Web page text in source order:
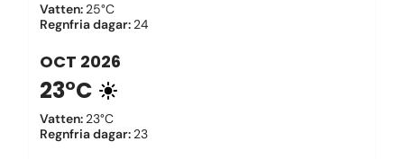
Vatten: 25°C
Regnfria dagar: 24
OCT 2026
23°C
Vatten: 23°C
Regnfria dagar: 23